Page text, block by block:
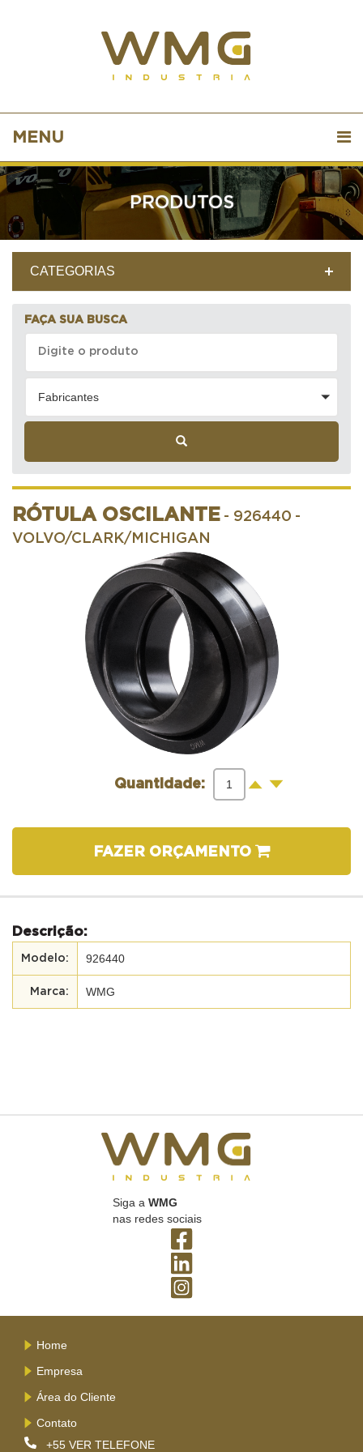
MENU
PRODUTOS
CATEGORIAS
FAÇA SUA BUSCA
Fabricantes
RÓTULA OSCILANTE - 926440 -
VOLVO/CLARK/MICHIGAN
Quantidade: + -
FAZER ORÇAMENTO
Descrição:
926440
WMG
Siga a WMG
nas redes sociais
Home
Empresa
Área do Cliente
Contato
+55 VER TELEFONE